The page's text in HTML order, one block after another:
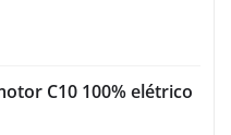
C10 100% elétrico